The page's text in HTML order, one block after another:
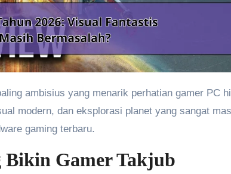
modern, dan eksplorasi planet yang sangat
gaming terbaru.
Gamer Takjub